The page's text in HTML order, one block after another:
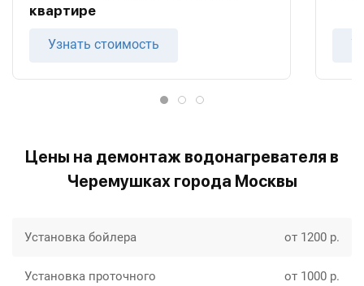
квартире
Узнать стоимость
Цены на демонтаж водонагревателя в
Черемушках города Москвы
Установка бойлера от 1200 р.
Установка проточного
от 1000 р.